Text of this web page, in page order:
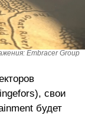
Embracer Group
свои
будет